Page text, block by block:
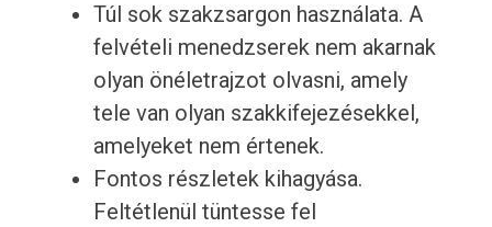
Túl sok szakzsargon használata. A
felvételi menedzserek nem akarnak
olyan önéletrajzot olvasni, amely
tele van olyan szakkifejezésekkel,
amelyeket nem értenek.
Fontos részletek kihagyása.
Feltétlenül tüntesse fel